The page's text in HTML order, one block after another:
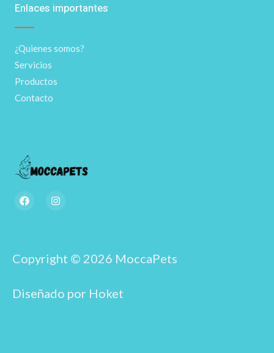
F
a
k
I
n
r
a
Enlaces importantes
¿Quienes somos?
Servicios
Productos
Contacto
Copyright © 2026 MoccaPets
Diseñado por Hoket